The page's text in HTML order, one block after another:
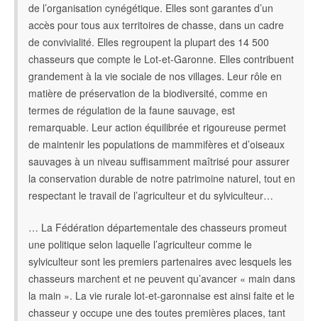
de l’organisation cynégétique. Elles sont garantes d’un
accès pour tous aux territoires de chasse, dans un cadre
de convivialité. Elles regroupent la plupart des 14 500
chasseurs que compte le Lot-et-Garonne. Elles contribuent
grandement à la vie sociale de nos villages. Leur rôle en
matière de préservation de la biodiversité, comme en
termes de régulation de la faune sauvage, est
remarquable. Leur action équilibrée et rigoureuse permet
de maintenir les populations de mammifères et d’oiseaux
sauvages à un niveau suffisamment maîtrisé pour assurer
la conservation durable de notre patrimoine naturel, tout en
respectant le travail de l’agriculteur et du sylviculteur…
… La Fédération départementale des chasseurs promeut
une politique selon laquelle l’agriculteur comme le
sylviculteur sont les premiers partenaires avec lesquels les
chasseurs marchent et ne peuvent qu’avancer « main dans
la main ». La vie rurale lot-et-garonnaise est ainsi faite et le
chasseur y occupe une des toutes premières places, tant